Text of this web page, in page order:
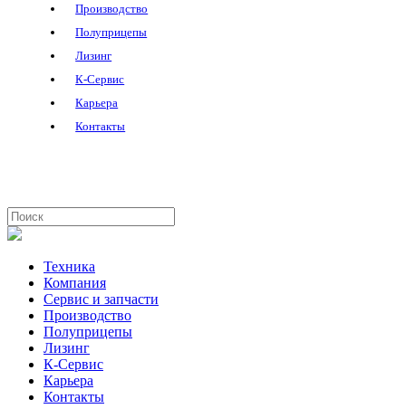
Производство
Полуприцепы
Лизинг
К-Сервис
Карьера
Контакты
Техника
Компания
Сервис и запчасти
Производство
Полуприцепы
Лизинг
К-Сервис
Карьера
Контакты